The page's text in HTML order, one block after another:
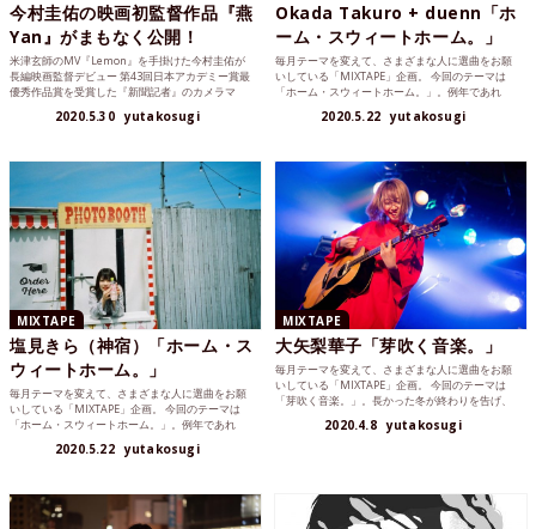
今村圭佑の映画初監督作品『燕
Yan』がまもなく公開！
米津玄師のMV『Lemon』を手掛けた今村圭佑が
長編映画監督デビュー 第43回日本アカデミー賞最
優秀作品賞を受賞した『新聞記者』のカメラマ
2020.5.30 yutakosugi
Okada Takuro + duenn「ホ
ーム・スウィートホーム。」
毎月テーマを変えて、さまざまな人に選曲をお願
いしている「MIXTAPE」企画。 今回のテーマは
「ホーム・スウィートホーム。」。例年であれ
2020.5.22 yutakosugi
MIXTAPE
塩見きら（神宿）「ホーム・ス
ウィートホーム。」
毎月テーマを変えて、さまざまな人に選曲をお願
いしている「MIXTAPE」企画。 今回のテーマは
「ホーム・スウィートホーム。」。例年であれ
2020.5.22 yutakosugi
MIXTAPE
大矢梨華子「芽吹く音楽。」
毎月テーマを変えて、さまざまな人に選曲をお願
いしている「MIXTAPE」企画。 今回のテーマは
「芽吹く音楽。」。長かった冬が終わりを告げ、
2020.4.8 yutakosugi